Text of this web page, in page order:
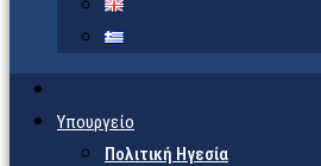
Υπουργείο
Πολιτική Ηγεσία